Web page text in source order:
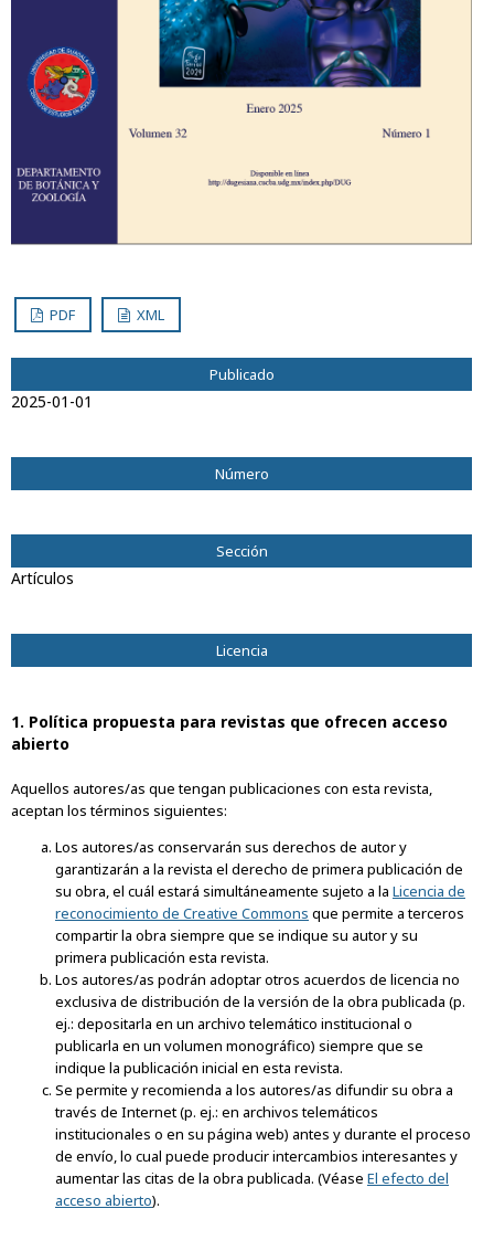
PDF XML
Publicado
2025-01-01
Número
Sección
Artículos
Licencia
1. Política propuesta para revistas que ofrecen acceso
abierto
Aquellos autores/as que tengan publicaciones con esta revista,
aceptan los términos siguientes:
Los autores/as conservarán sus derechos de autor y
garantizarán a la revista el derecho de primera publicación de
su obra, el cuál estará simultáneamente sujeto a la Licencia de
reconocimiento de Creative Commons que permite a terceros
compartir la obra siempre que se indique su autor y su
primera publicación esta revista.
Los autores/as podrán adoptar otros acuerdos de licencia no
exclusiva de distribución de la versión de la obra publicada (p.
ej.: depositarla en un archivo telemático institucional o
publicarla en un volumen monográfico) siempre que se
indique la publicación inicial en esta revista.
Se permite y recomienda a los autores/as difundir su obra a
través de Internet (p. ej.: en archivos telemáticos
institucionales o en su página web) antes y durante el proceso
de envío, lo cual puede producir intercambios interesantes y
aumentar las citas de la obra publicada. (Véase El efecto del
acceso abierto).